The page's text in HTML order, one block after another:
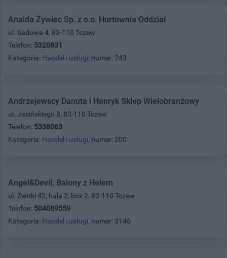
Analda Żywiec Sp. z o.o. Hurtownia Oddział
ul. Sadowa 4, 83-110 Tczew
Telefon: 5320831
Kategoria: Handel i usługi, numer: 243
Andrzejewscy Danuta i Henryk Sklep Wielobranżowy
ul. Jasińskiego 8, 83-110 Tczew
Telefon: 5338063
Kategoria: Handel i usługi, numer: 200
Angel&Devil, Balony z Helem
ul. Żwirki 42, hala 2, box 2, 83-110 Tczew
Telefon: 504089559
Kategoria: Handel i usługi, numer: 3146